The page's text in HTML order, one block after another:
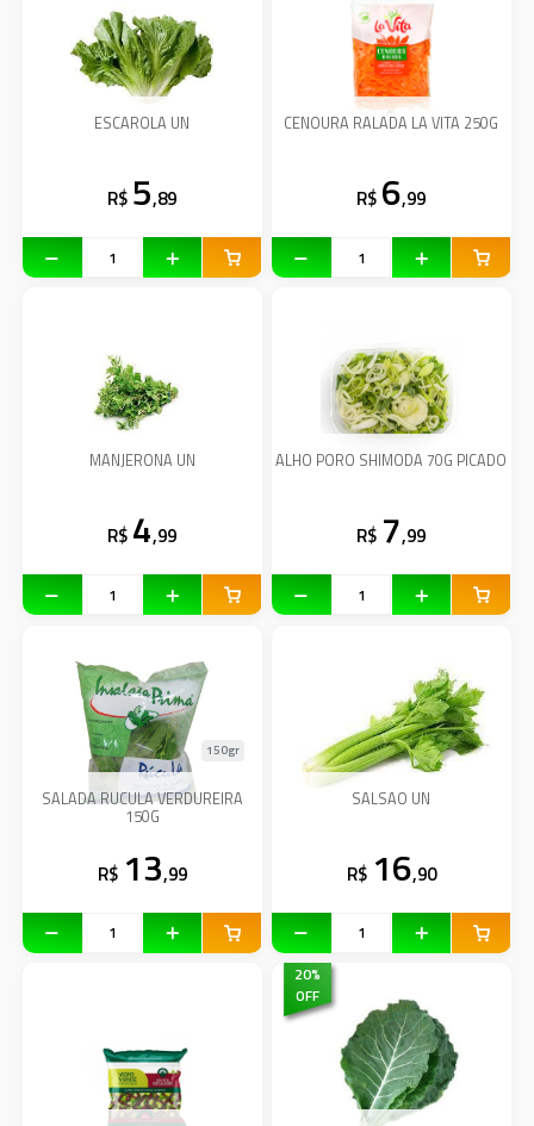
ESCAROLA UN
R$ 5,89
CENOURA RALADA LA VITA 250G
R$ 6,99
MANJERONA UN
R$ 4,99
ALHO PORO SHIMODA 70G PICADO
R$ 7,99
SALADA RUCULA VERDUREIRA
150G
150gr
R$ 13,99
SALSAO UN
R$ 16,90
20%
OFF